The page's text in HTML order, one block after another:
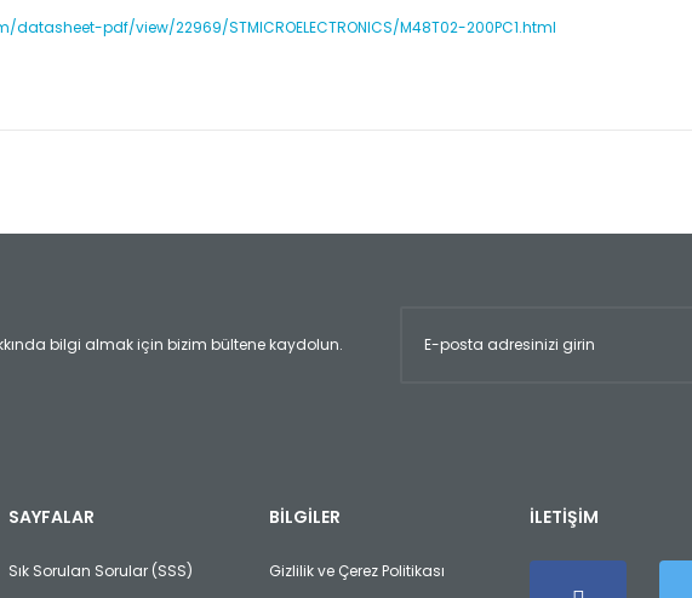
pdf/view/22969/STMICROELECTRONICS/M48T02-200PC1.html
Yorum Yaz
bilgiler bulunuyor.
daha pahalı.
olmalı.
bilgi almak için bizim bültene kaydolun.
SAYFALAR
Sık Sorulan Sorular (SSS)
BİLGİLER
Gizlilik ve Çerez Politikası
İLETİŞİM